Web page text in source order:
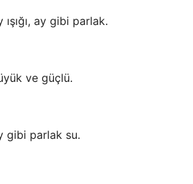
ışığı, ay gibi parlak.
ve güçlü.
gibi parlak su.